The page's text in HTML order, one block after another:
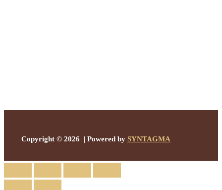
Copyright © 2026 | Powered by SYNTAGMA